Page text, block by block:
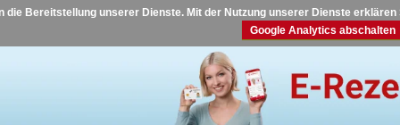
die Bereitstellung unserer Dienste. Mit der Nutzung unserer Dienste
Google Analytics abschalten